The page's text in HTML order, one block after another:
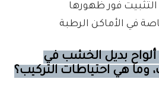
فور ظهورها
في الأماكن الرطبة
بديل الخشب في
وما هي احتياطات التركيب؟